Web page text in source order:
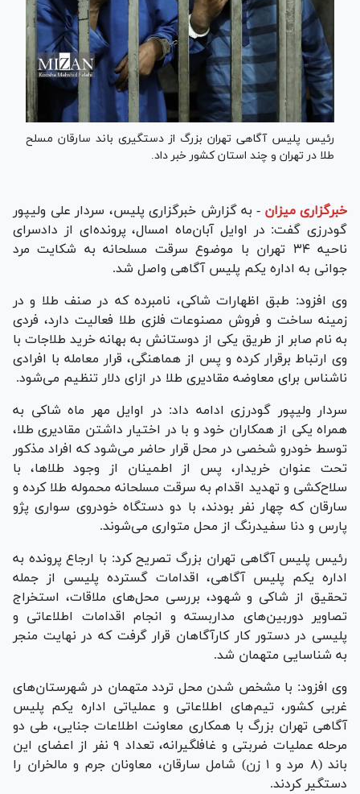
رئیس پلیس آگاهی تهران بزرگ از دستگیری باند سارقان مسلح
طلا در تهران و چند استان کشور خبر داد.
خبرگزاری میزان - به گزارش خبرگزاری پلیس، سردار علی ولیپور
گودرزی گفت: در اوایل آبان‌ماه امسال، پرونده‌ای از دادسرای
ناحیه ۳۴ تهران با موضوع سرقت مسلحانه به شکایت مرد
جوانی به اداره یکم پلیس آگاهی واصل شد.
وی افزود: طبق اظهارات شاکی، نامبرده که در صنف طلا و در
زمینه ساخت و فروش مصنوعات فلزی طلا فعالیت دارد، فردی
به نام صابر از طریق یکی از دوستانش به بهانه خرید طلاجات با
وی ارتباط برقرار کرده و پس از هماهنگی، قرار معامله با افرادی
ناشناس برای معاوضه مقادیری طلا در ازای دلار تنظیم می‌شود.
سردار ولیپور گودرزی ادامه داد: در اوایل مهر ماه شاکی به
همراه یکی از همکاران خود و با در اختیار داشتن مقادیری طلا،
توسط خودرو شخصی در محل قرار حاضر می‌شود که افراد مذکور
تحت عنوان خریدار، پس از اطمینان از وجود طلاها، با
سلاح‌کشی و تهدید اقدام به سرقت مسلحانه محموله طلا کرده و
سارقان که چهار نفر بودند، با دو دستگاه خودروی سواری پژو
پارس و دنا سفیدرنگ از محل متواری می‌شوند.
رئیس پلیس آگاهی تهران بزرگ تصریح کرد: با ارجاع پرونده به
اداره یکم پلیس آگاهی، اقدامات گسترده پلیسی از جمله
تحقیق از شاکی و شهود، بررسی محل‌های ملاقات، استخراج
تصاویر دوربین‌های مداربسته و انجام اقدامات اطلاعاتی و
پلیسی در دستور کار کارآگاهان قرار گرفت که در نهایت منجر
به شناسایی متهمان شد.
وی افزود: با مشخص شدن محل تردد متهمان در شهرستان‌های
غربی کشور، تیم‌های اطلاعاتی و عملیاتی اداره یکم پلیس
آگاهی تهران بزرگ با همکاری معاونت اطلاعات جنایی، طی دو
مرحله عملیات ضربتی و غافلگیرانه، تعداد ۹ نفر از اعضای این
باند (۸ مرد و ۱ زن) شامل سارقان، معاونان جرم و مالخران را
دستگیر کردند.